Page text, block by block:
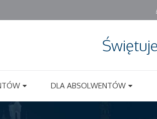
DLA ABSOLWENTÓW